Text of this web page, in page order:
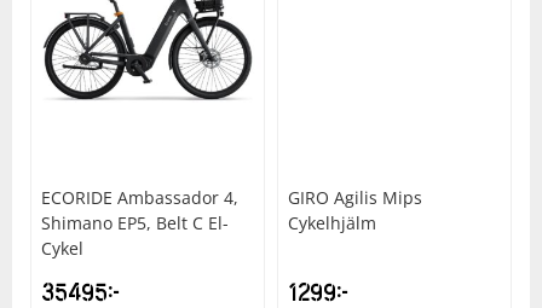
ECORIDE Ambassador 4,
Shimano EP5, Belt C El-
Cykel
35495kr
GIRO Agilis Mips
Cykelhjälm
1299kr